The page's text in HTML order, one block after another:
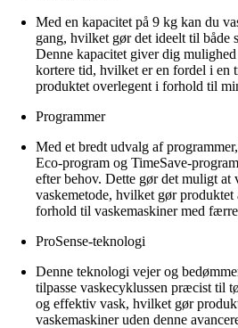
Med en kapacitet på 9 kg kan du
gang, hvilket gør det ideelt til både
Denne kapacitet giver dig
kortere tid, hvilket er en fordel i en
produktet overlegent i forhold til
Programmer
Med et bredt udvalg af
Eco-program og TimeSave-
efter behov. Dette gør det muligt
vaskemetode, hvilket gør
forhold til vaskemaskiner med
ProSense-teknologi
Denne teknologi vejer og
tilpasse vaskecyklussen præcist til
og effektiv vask, hvilket gør
vaskemaskiner uden denne